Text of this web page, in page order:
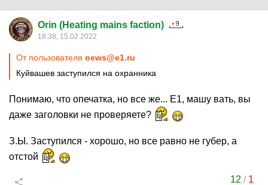
Orin (Heating mains faction)
18:38, 15.02.2022
От пользователя news@e1.ru
Куйвашев заступился на охранника
Понимаю, что опечатка, но все же... Е1, машу вать, вы
даже заголовки не проверяете?
З.Ы. Заступился - хорошо, но все равно не губер, а
отстой
12 / 1